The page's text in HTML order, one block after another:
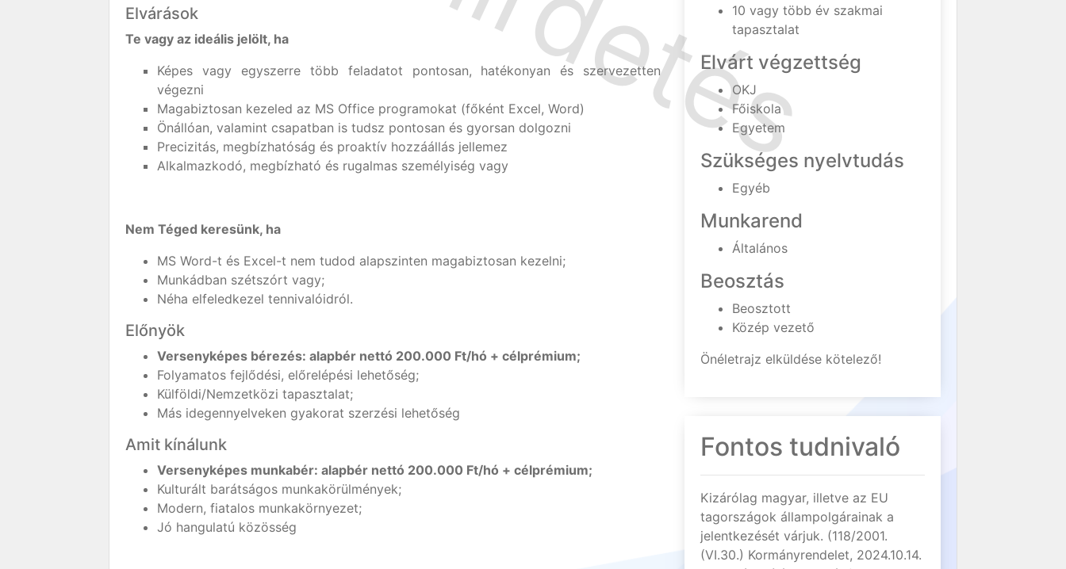
Elvárások
Te vagy az ideális jelölt, ha
Képes vagy egyszerre több feladatot pontosan, hatékonyan és szervezetten
végezni
Magabiztosan kezeled az MS Office programokat (főként Excel, Word)
Önállóan, valamint csapatban is tudsz pontosan és gyorsan dolgozni
Precizitás, megbízhatóság és proaktív hozzáállás jellemez
Alkalmazkodó, megbízható és rugalmas személyiség vagy
Nem Téged keresünk, ha
MS Word-t és Excel-t nem tudod alapszinten magabiztosan kezelni;
Munkádban szétszórt vagy;
Néha elfeledkezel tennivalóidról.
Előnyök
Versenyképes bérezés: alapbér nettó 200.000 Ft/hó + célprémium;
Folyamatos fejlődési, előrelépési lehetőség;
Külföldi/Nemzetközi tapasztalat;
Más idegennyelveken gyakorat szerzési lehetőség
Amit kínálunk
Versenyképes munkabér: alapbér nettó 200.000 Ft/hó + célprémium;
Kulturált barátságos munkakörülmények;
Modern, fiatalos munkakörnyezet;
Jó hangulatú közösség
10 vagy több év szakmai
tapasztalat
Elvárt végzettség
OKJ
Főiskola
Egyetem
Szükséges nyelvtudás
Egyéb
Munkarend
Általános
Beosztás
Beosztott
Közép vezető
Önéletrajz elküldése kötelező!
Fontos tudnivaló
Kizárólag magyar, illetve az EU
tagországok állampolgárainak a
jelentkezését várjuk. (118/2001.
(VI.30.) Kormányrendelet, 2024.10.14.